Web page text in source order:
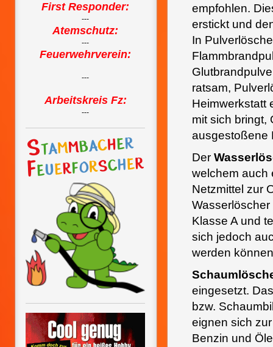
First Responder:
---
Atemschutz:
---
Feuerwehrverein:
---
Arbeitskreis Fz:
---
empfohlen.
erstickt und
In
ratsam,
Heimwerkstatt
mit sich bringt,
ausgestoßene
Der
welchem auch
Netzmittel zur
Klasse A und
sich jedoch
werden
eingesetzt.
bzw.
eignen sich
Benzin und